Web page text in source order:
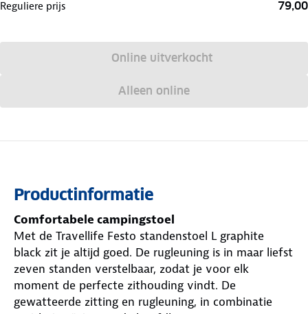
Reguliere prijs 79,00
Online uitverkocht
Alleen online
Productinformatie
Comfortabele campingstoel
Met de Travellife Festo standenstoel L graphite
black zit je altijd goed. De rugleuning is in maar liefst
zeven standen verstelbaar, zodat je voor elk
moment de perfecte zithouding vindt. De
gewatteerde zitting en rugleuning, in combinatie